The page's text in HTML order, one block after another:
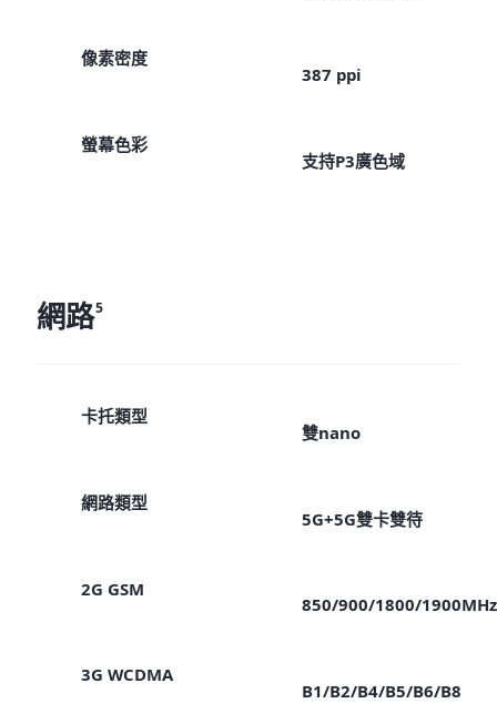
像素密度
387 ppi
螢幕色彩
支持P3廣色域
網路5
卡托類型
雙nano
網路類型
5G+5G雙卡雙待
2G GSM
850/900/1800/1900MHz
3G WCDMA
B1/B2/B4/B5/B6/B8